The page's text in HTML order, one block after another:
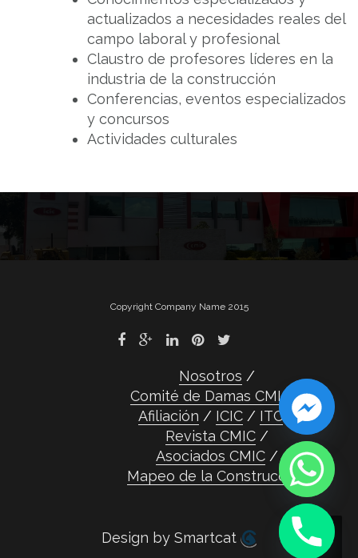
actualizados a necesidades reales del
campo laboral y profesional
Claustro de profesores líderes en la
industria de la construcción
Conferencias, eventos especializados
y concursos
Actividades culturales
Copyright Company Name 2015
Nosotros
Comité de Damas CMIC
Afiliación
ICIC
ITC
Revista CMIC
Asociados CMIC
Mapeo de la Construcción
Design by Smartcat